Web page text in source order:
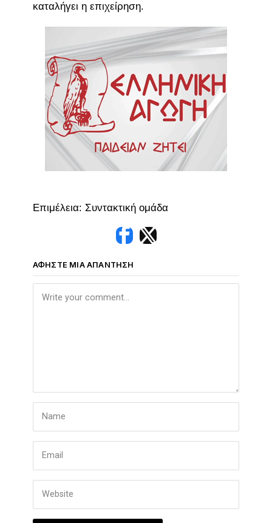
καταλήγει η επιχείρηση.
Επιμέλεια: Συντακτική ομάδα
ΑΦΉΣΤΕ ΜΙΑ ΑΠΆΝΤΗΣΗ